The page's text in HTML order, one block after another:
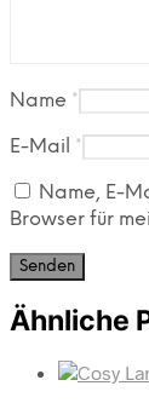
Name *
E-Mail *
Name, E-
Browser für
Ähnliche